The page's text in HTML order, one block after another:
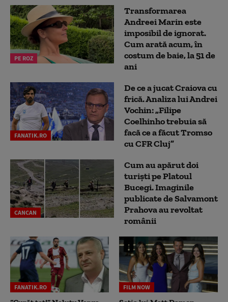
PE ROZ
Transformarea
Andreei Marin este
imposibil de ignorat.
Cum arată acum, în
costum de baie, la 51 de
ani
FANATIK.RO
De ce a jucat Craiova cu
frică. Analiza lui Andrei
Vochin: „Filipe
Coelhinho trebuia să
facă ce a făcut Tromso
cu CFR Cluj”
CANCAN
Cum au apărut doi
turiști pe Platoul
Bucegi. Imaginile
publicate de Salvamont
Prahova au revoltat
românii
FANATIK.RO FILM NOW